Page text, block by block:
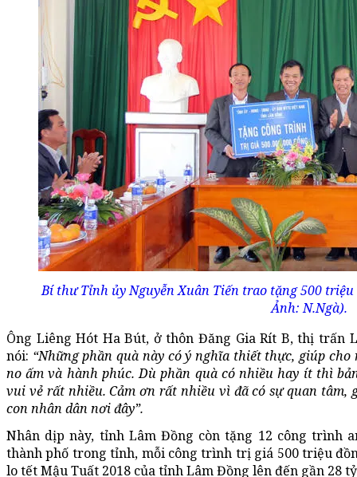
Bí thư Tỉnh ủy Nguyễn Xuân Tiến trao tặng 500
Ảnh: N.Ngà).
Ông Liêng Hót Ha Bút, ở thôn Đăng Gia Rít B, thị trấn
nói: “Những phần quà này có ý nghĩa thiết thực, giúp
no ấm và hành phúc. Dù phần quà có nhiều hay ít thì
vui vẻ rất nhiều. Cảm ơn rất nhiều vì đã có sự quan
con nhân dân nơi đây”.
Nhân dịp này, tỉnh Lâm Đồng còn tặng 12 công trình
thành phố trong tỉnh, mỗi công trình trị giá 500 triệu
lo tết Mậu Tuất 2018 của tỉnh Lâm Đồng lên đến gần 28